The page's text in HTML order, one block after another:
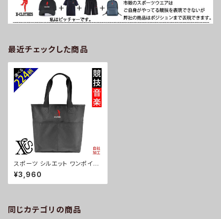
最近チェックした商品
スポーツ シルエット ワンポイン
ト 刺繍 ナイロン トートバッグ メ
ンズ ハンドバッグ 自社ブランド
ロゴ グッズ 柄 サッカー 野球 テ
08-s
¥3,960
同じカテゴリの商品